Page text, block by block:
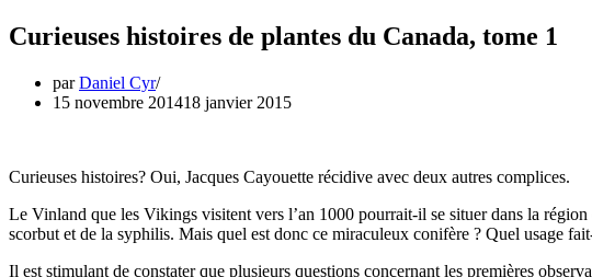
Curieuses histoires de plantes du Canada, tome 1
parDaniel Cyr
15 novembre 201418 janvier 2015
Curieuses histoires? Oui, Jacques Cayouette récidive avec deux autres complices.
Le Vinland que les Vikings visitent vers l’an 1000 pourrait-il se situer dans la
scorbut et de la syphilis. Mais quel est donc ce miraculeux conifère ? Quel usage
Il est stimulant de constater que plusieurs questions concernant les premières